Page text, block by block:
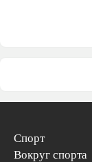
Спорт
Вокруг спорта